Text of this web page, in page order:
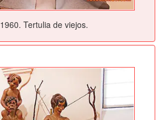
1960. Tertulia de viejos.